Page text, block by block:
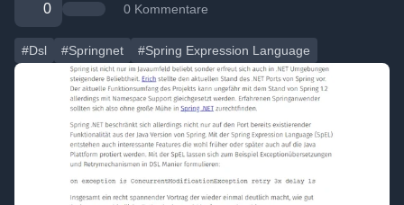
0 0 Kommentare
#Dsl #Springnet #Spring Expression Language